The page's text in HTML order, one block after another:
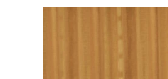
Parıldayan